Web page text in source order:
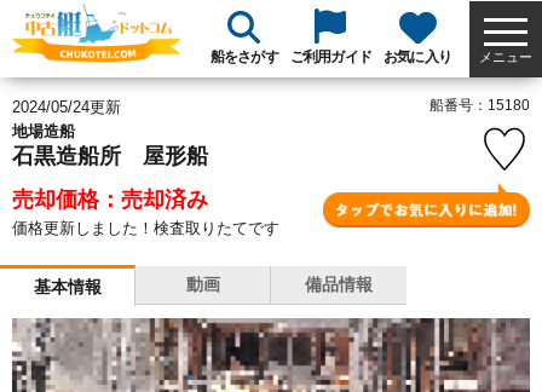
船をさがす ご利用ガイド お気に入り メニュー
2024/05/24更新
地場造船
石黒造船所 屋形船
売却価格：売却済み
価格更新しました！検査取りたてです
船番号：15180
基本情報 動画 備品情報